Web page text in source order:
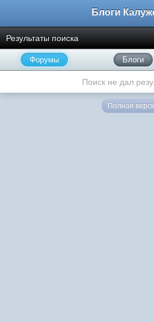
Результаты поиска
Форумы Блоги
Поиск не дал
Полная